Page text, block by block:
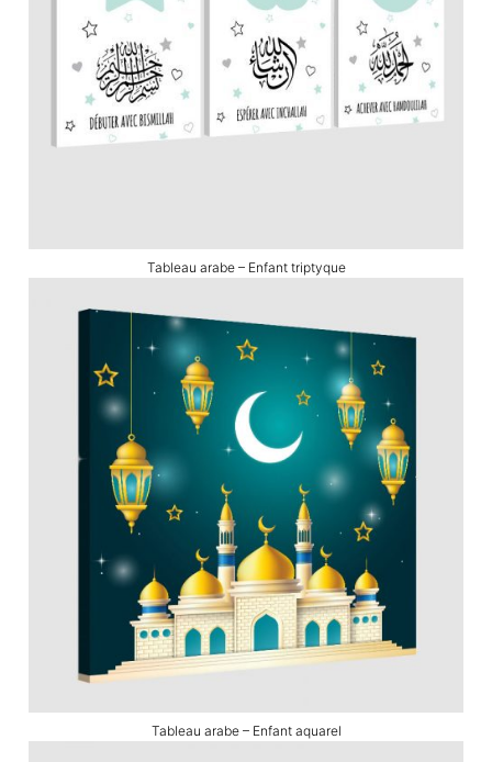
Tableau arabe – Enfant triptyque
Tableau arabe – Enfant aquarel